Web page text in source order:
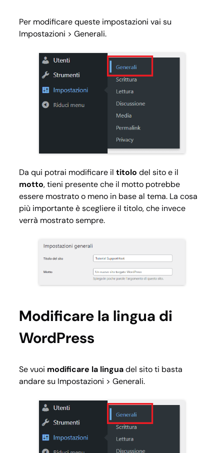
Per modificare queste impostazioni vai su
Impostazioni > Generali.
Da qui potrai modificare il titolo del sito e il
motto, tieni presente che il motto potrebbe
essere mostrato o meno in base al tema. La cosa
più importante è scegliere il titolo, che invece
verrà mostrato sempre.
Modificare la lingua di
WordPress
Se vuoi modificare la linguadel sito ti basta
andare su Impostazioni > Generali.